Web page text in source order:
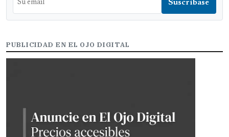
PUBLICIDAD EN EL OJO DIGITAL